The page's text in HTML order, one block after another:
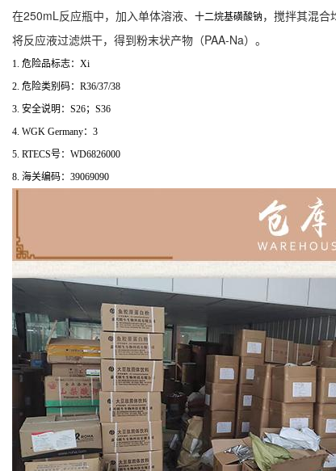
在250mL反应瓶中，加入单体溶液、
十二烷基磺酸钠 ，搅拌其混
将反应液过滤烘干，得到粉末状产物（PAA-Na）。
1. 危险品标志：Xi
2. 危险类别码：R36/37/38
3. 安全说明：S26；S36
4. WGK Germany：3
5. RTECS号：WD6826000
8. 海关编码：39069090